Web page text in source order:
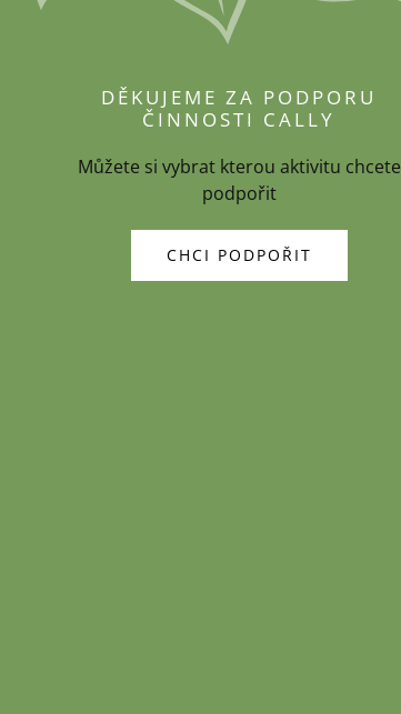
DĚKUJEME ZA PODPORU
ČINNOSTI CALLY
Můžete si vybrat kterou aktivitu chcete
podpořit
CHCI PODPOŘIT